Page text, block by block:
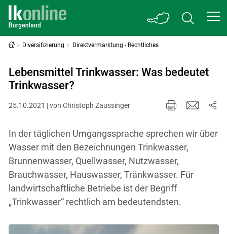
Diversifizierung Direktvermarktung - Rechtliches
Lebensmittel Trinkwasser: Was bedeutet
Trinkwasser?
25.10.2021 | von Christoph Zaussinger
In der täglichen Umgangssprache sprechen wir über
Wasser mit den Bezeichnungen Trinkwasser,
Brunnenwasser, Quellwasser, Nutzwasser,
Brauchwasser, Hauswasser, Tränkwasser. Für
landwirtschaftliche Betriebe ist der Begriff
„Trinkwasser“ rechtlich am bedeutendsten.